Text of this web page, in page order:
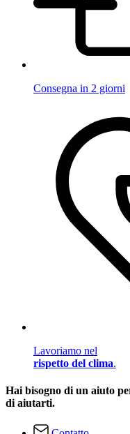
Consegna in 2 giorni
Lavoriamo nel
rispetto del clima.
Hai bisogno di un aiuto
di aiutarti.